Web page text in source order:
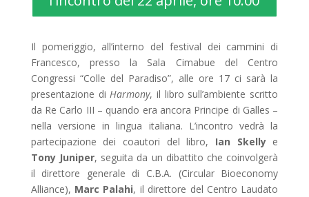
Il pomeriggio, all’interno del festival dei cammini di
Francesco, presso la Sala Cimabue del Centro
Congressi “Colle del Paradiso”, alle ore 17 ci sarà la
presentazione diHarmony, il libro sull’ambiente scritto
da Re Carlo III – quando era ancora Principe di Galles –
nella versione in lingua italiana. L’incontro vedrà la
partecipazione dei coautori del libro, Ian Skellye
Tony Juniper, seguita da un dibattito che coinvolgerà
il direttore generale di C.B.A. (Circular Bioeconomy
Alliance), Marc Palahi, il direttore del Centro Laudato